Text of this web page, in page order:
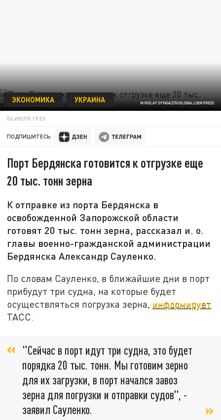
NIKOLAY GYNGAZOV/GLOBALLOOKPRESS
ЭКОНОМИКА УКРАИНА
06 ИЮЛЯ 19:03
ПОДПИШИТЕСЬ:
Порт Бердянска готовится к отгрузке еще
20 тыс. тонн зерна
К отправке из порта Бердянска в
освобожденной Запорожской области
готовят 20 тыс. тонн зерна, рассказал и. о.
главы военно-гражданской администрации
Бердянска Александр Сауленко.
По словам Сауленко, в ближайшие дни в порт
прибудут три судна, на которые будет
осуществляться погрузка зерна, информирует
ТАСС.
"Сейчас в порт идут три судна, это будет
порядка 20 тыс. тонн. Мы готовим зерно
для их загрузки, в порт начался завоз
зерна для погрузки и отправки судов", -
заявил Сауленко.